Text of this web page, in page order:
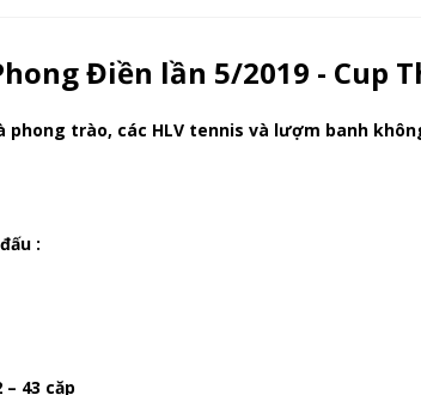
Điền lần 5/2019 - Cup
phong trào, các HLV tennis và lượm banh
:
43 cặp